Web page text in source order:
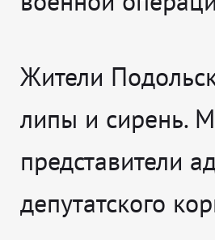
Жители
липы и сирень.
представители
депутатского